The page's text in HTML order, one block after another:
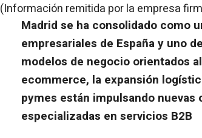
(Información remitida por la empresa
Madrid se ha consolidado como
empresariales de España y uno
modelos de negocio orientados
ecommerce, la expansión
pymes están impulsando
especializadas en servicios B2B